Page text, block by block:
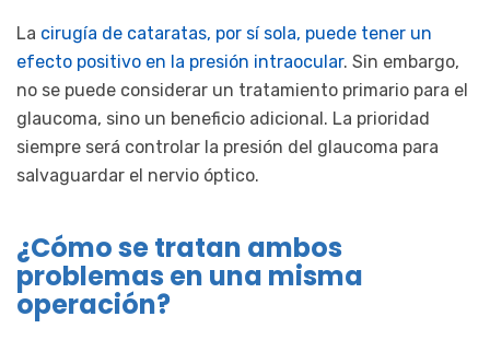
La cirugía de cataratas, por sí sola, puede tener un
efecto positivo en la presión intraocular. Sin embargo,
no se puede considerar un tratamiento primario para el
glaucoma, sino un beneficio adicional. La prioridad
siempre será controlar la presión del glaucoma para
salvaguardar el nervio óptico.
¿Cómo se tratan ambos
problemas en una misma
operación?